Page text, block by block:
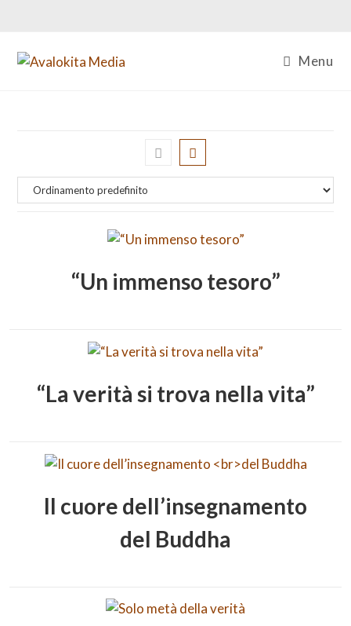
Menu
“Un immenso tesoro”
“La verità si trova nella vita”
Il cuore dell’insegnamento
del Buddha